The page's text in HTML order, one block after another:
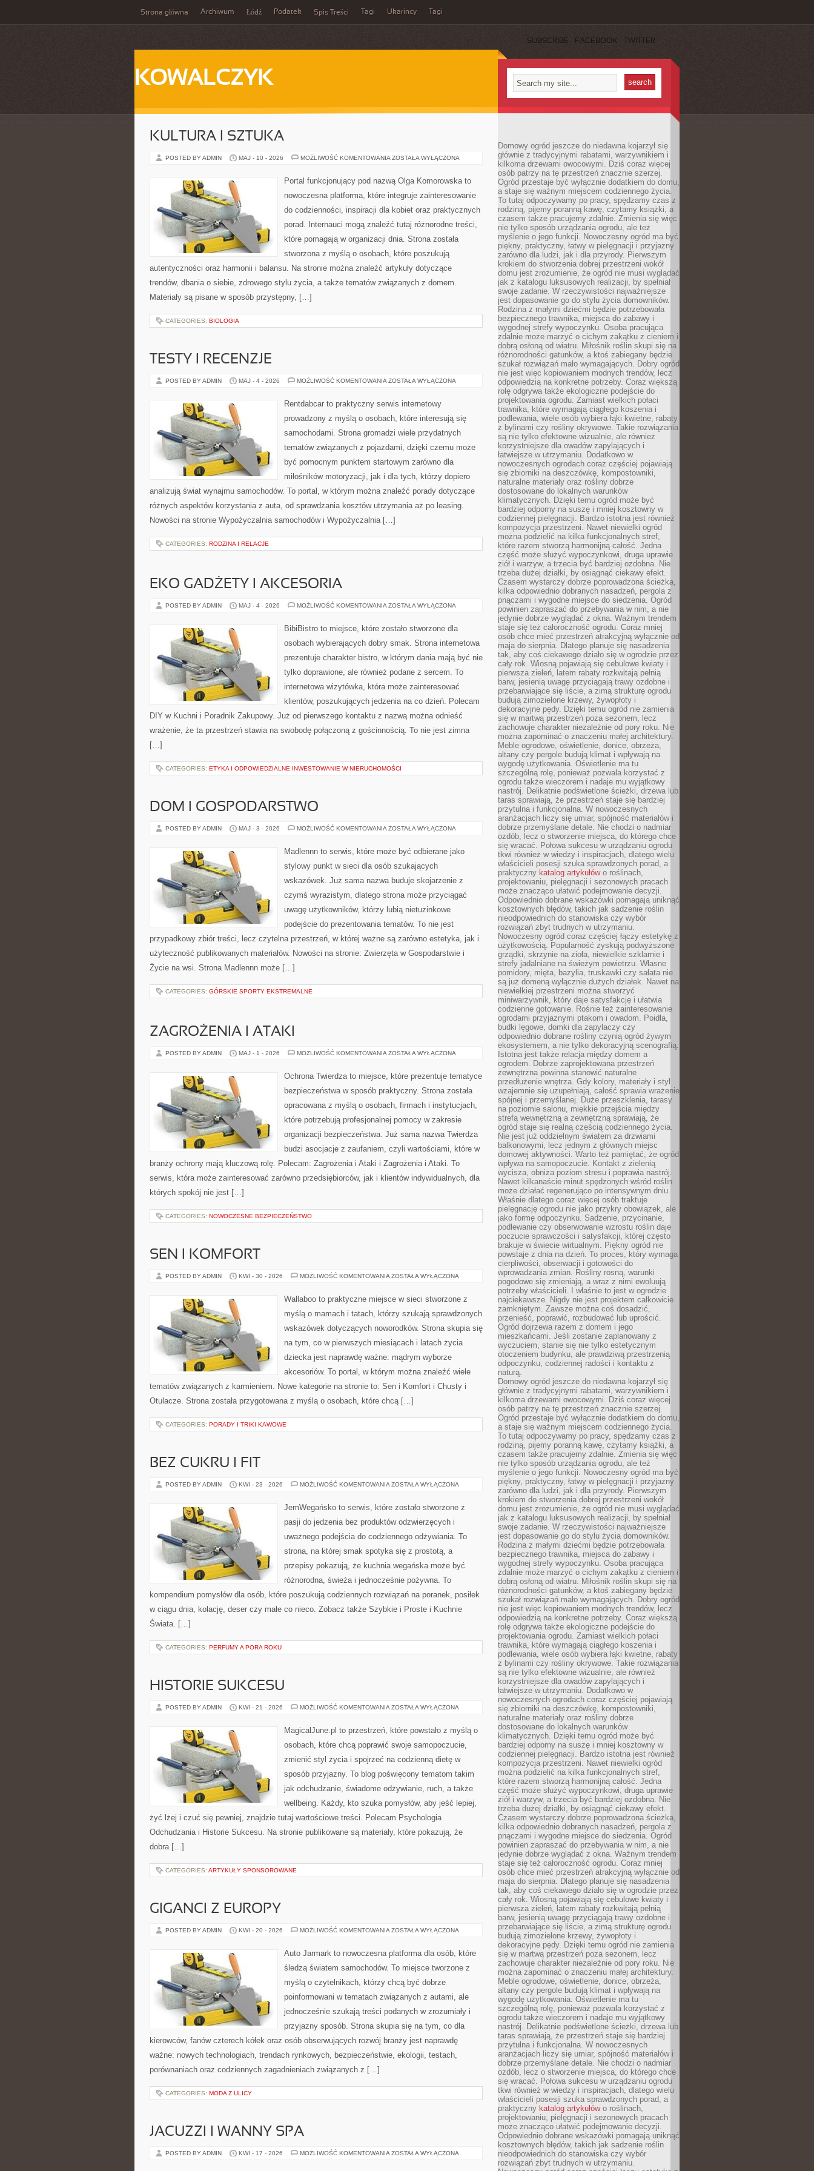
Strona główna Archiwum Łódź Podatek Spis Treści Tagi Ukarincy Tagi
SUBSCRIBE FACEBOOK TWITTER
KOWALCZYK
KULTURA I SZTUKA
POSTED BY ADMIN MAJ - 10 - 2026 MOŻLIWOŚĆ KOMENTOWANIA KULTURA
ZOSTAŁA WYŁĄCZONA
Portal funkcjonujący pod nazwą Olga Komorowska to
nowoczesna platforma, które integruje zainteresowanie
do codzienności, inspiracji dla kobiet oraz praktycznych
porad. Internauci mogą znaleźć tutaj różnorodne treści,
które pomagają w organizacji dnia. Strona została
stworzona z myślą o osobach, które poszukują
autentyczności oraz harmonii i balansu. Na stronie można znaleźć artykuły dotyczące
trendów, dbania o siebie, zdrowego stylu życia, a także tematów związanych z domem.
Materiały są pisane w sposób przystępny, […]
CATEGORIES: BIOLOGIA
TESTY I RECENZJE
POSTED BY ADMIN MAJ - 4 - 2026 MOŻLIWOŚĆ KOMENTOWANIA TESTY
ZOSTAŁA WYŁĄCZONA
Rentdabcar to praktyczny serwis internetowy
prowadzony z myślą o osobach, które interesują się
samochodami. Strona gromadzi wiele przydatnych
tematów związanych z pojazdami, dzięki czemu może
być pomocnym punktem startowym zarówno dla
miłośników motoryzacji, jak i dla tych, którzy dopiero
analizują świat wynajmu samochodów. To portal, w którym można znaleźć porady dotyczące
różnych aspektów korzystania z auta, od sprawdzania kosztów utrzymania aż po leasing.
Nowości na stronie Wypożyczalnia samochodów i Wypożyczalnia […]
CATEGORIES: RODZINA I RELACJE
EKO GADŻETY I AKCESORIA
POSTED BY ADMIN MAJ - 4 - 2026 MOŻLIWOŚĆ KOMENTOWANIA EKO
AKCESORIA
ZOSTAŁA WYŁĄCZONA
BibiBistro to miejsce, które zostało stworzone dla
osobach wybierających dobry smak. Strona internetowa
prezentuje charakter bistro, w którym dania mają być nie
tylko doprawione, ale również podane z sercem. To
internetowa wizytówka, która może zainteresować
klientów, poszukujących jedzenia na co dzień. Polecam
DIY w Kuchni i Poradnik Zakupowy. Już od pierwszego kontaktu z nazwą można odnieść
wrażenie, że ta przestrzeń stawia na swobodę połączoną z gościnnością. To nie jest zimna
[…]
CATEGORIES: ETYKA I ODPOWIEDZIALNE INWESTOWANIE W NIERUCHOMOŚCI
DOM I GOSPODARSTWO
POSTED BY ADMIN MAJ - 3 - 2026 MOŻLIWOŚĆ KOMENTOWANIA DOM
ZOSTAŁA WYŁĄCZONA
Madlennn to serwis, które może być odbierane jako
stylowy punkt w sieci dla osób szukających
wskazówek. Już sama nazwa buduje skojarzenie z
czymś wyrazistym, dlatego strona może przyciągać
uwagę użytkowników, którzy lubią nietuzinkowe
podejście do prezentowania tematów. To nie jest
przypadkowy zbiór treści, lecz czytelna przestrzeń, w której ważne są zarówno estetyka, jak i
użyteczność publikowanych materiałów. Nowości na stronie: Zwierzęta w Gospodarstwie i
Życie na wsi. Strona Madlennn może […]
CATEGORIES: GÓRSKIE SPORTY EKSTREMALNE
ZAGROŻENIA I ATAKI
POSTED BY ADMIN MAJ - 1 - 2026 MOŻLIWOŚĆ KOMENTOWANIA ZAGROŻENIA
ZOSTAŁA WYŁĄCZONA
Ochrona Twierdza to miejsce, które prezentuje tematyce
bezpieczeństwa w sposób praktyczny. Strona została
opracowana z myślą o osobach, firmach i instytucjach,
które potrzebują profesjonalnej pomocy w zakresie
organizacji bezpieczeństwa. Już sama nazwa Twierdza
budzi asocjacje z zaufaniem, czyli wartościami, które w
branży ochrony mają kluczową rolę. Polecam: Zagrożenia i Ataki i Zagrożenia i Ataki. To
serwis, która może zainteresować zarówno przedsiębiorców, jak i klientów indywidualnych, dla
których spokój nie jest […]
CATEGORIES: NOWOCZESNE BEZPIECZEŃSTWO
SEN I KOMFORT
POSTED BY ADMIN KWI - 30 - 2026 MOŻLIWOŚĆ KOMENTOWANIA SEN
ZOSTAŁA WYŁĄCZONA
Wallaboo to praktyczne miejsce w sieci stworzone z
myślą o mamach i tatach, którzy szukają sprawdzonych
wskazówek dotyczących noworodków. Strona skupia się
na tym, co w pierwszych miesiącach i latach życia
dziecka jest naprawdę ważne: mądrym wyborze
akcesoriów. To portal, w którym można znaleźć wiele
tematów związanych z karmieniem. Nowe kategorie na stronie to: Sen i Komfort i Chusty i
Otulacze. Strona została przygotowana z myślą o osobach, które chcą […]
CATEGORIES: PORADY I TRIKI KAWOWE
BEZ CUKRU I FIT
POSTED BY ADMIN KWI - 23 - 2026 MOŻLIWOŚĆ KOMENTOWANIA BEZ
ZOSTAŁA WYŁĄCZONA
JemWegańsko to serwis, które zostało stworzone z
pasji do jedzenia bez produktów odzwierzęcych i
uważnego podejścia do codziennego odżywiania. To
strona, na której smak spotyka się z prostotą, a
przepisy pokazują, że kuchnia wegańska może być
różnorodna, świeża i jednocześnie pożywna. To
kompendium pomysłów dla osób, które poszukują codziennych rozwiązań na poranek, posiłek
w ciągu dnia, kolację, deser czy małe co nieco. Zobacz także Szybkie i Proste i Kuchnie
Świata. […]
CATEGORIES: PERFUMY A PORA ROKU
HISTORIE SUKCESU
POSTED BY ADMIN KWI - 21 - 2026 MOŻLIWOŚĆ KOMENTOWANIA HISTORIE
ZOSTAŁA WYŁĄCZONA
MagicalJune.pl to przestrzeń, które powstało z myślą o
osobach, które chcą poprawić swoje samopoczucie,
zmienić styl życia i spojrzeć na codzienną dietę w
sposób przyjazny. To blog poświęcony tematom takim
jak odchudzanie, świadome odżywianie, ruch, a także
wellbeing. Każdy, kto szuka pomysłów, aby jeść lepiej,
żyć lżej i czuć się pewniej, znajdzie tutaj wartościowe treści. Polecam Psychologia
Odchudzania i Historie Sukcesu. Na stronie publikowane są materiały, które pokazują, że
dobra […]
CATEGORIES: ARTYKUŁY SPONSOROWANE
GIGANCI Z EUROPY
POSTED BY ADMIN KWI - 20 - 2026 MOŻLIWOŚĆ KOMENTOWANIA GIGANCI
ZOSTAŁA WYŁĄCZONA
Auto Jarmark to nowoczesna platforma dla osób, które
śledzą światem samochodów. To miejsce tworzone z
myślą o czytelnikach, którzy chcą być dobrze
poinformowani w tematach związanych z autami, ale
jednocześnie szukają treści podanych w zrozumiały i
przyjazny sposób. Strona skupia się na tym, co dla
kierowców, fanów czterech kółek oraz osób obserwujących rozwój branży jest naprawdę
ważne: nowych technologiach, trendach rynkowych, bezpieczeństwie, ekologii, testach,
porównaniach oraz codziennych zagadnieniach związanych z […]
CATEGORIES: MODA Z ULICY
JACUZZI I WANNY SPA
POSTED BY ADMIN KWI - 17 - 2026 MOŻLIWOŚĆ KOMENTOWANIA JACUZZI
ZOSTAŁA WYŁĄCZONA
Domowy ogród jeszcze do niedawna kojarzył się
głównie z tradycyjnymi rabatami, warzywnikiem i
kilkoma drzewami owocowymi. Dziś coraz więcej
osób patrzy na tę przestrzeń znacznie szerzej.
Ogród przestaje być wyłącznie dodatkiem do domu,
a staje się ważnym miejscem codziennego życia.
To tutaj odpoczywamy po pracy, spędzamy czas z
rodziną, pijemy poranną kawę, czytamy książki, a
czasem także pracujemy zdalnie. Zmienia się więc
nie tylko sposób urządzania ogrodu, ale też
myślenie o jego funkcji. Nowoczesny ogród ma być
piękny, praktyczny, łatwy w pielęgnacji i przyjazny
zarówno dla ludzi, jak i dla przyrody. Pierwszym
krokiem do stworzenia dobrej przestrzeni wokół
domu jest zrozumienie, że ogród nie musi wyglądać
jak z katalogu luksusowych realizacji, by spełniał
swoje zadanie. W rzeczywistości najważniejsze
jest dopasowanie go do stylu życia domowników.
Rodzina z małymi dziećmi będzie potrzebowała
bezpiecznego trawnika, miejsca do zabawy i
wygodnej strefy wypoczynku. Osoba pracująca
zdalnie może marzyć o cichym zakątku z cieniem i
dobrą osłoną od wiatru. Miłośnik roślin skupi się na
różnorodności gatunków, a ktoś zabiegany będzie
szukał rozwiązań mało wymagających. Dobry ogród
nie jest więc kopiowaniem modnych trendów, lecz
odpowiedzią na konkretne potrzeby. Coraz większą
rolę odgrywa także ekologiczne podejście do
projektowania ogrodu. Zamiast wielkich połaci
trawnika, które wymagają ciągłego koszenia i
podlewania, wiele osób wybiera łąki kwietne, rabaty
z bylinami czy rośliny okrywowe. Takie rozwiązania
są nie tylko efektowne wizualnie, ale również
korzystniejsze dla owadów zapylających i
łatwiejsze w utrzymaniu. Dodatkowo w
nowoczesnych ogrodach coraz częściej pojawiają
się zbiorniki na deszczówkę, kompostowniki,
naturalne materiały oraz rośliny dobrze
dostosowane do lokalnych warunków
klimatycznych. Dzięki temu ogród może być
bardziej odporny na suszę i mniej kosztowny w
codziennej pielęgnacji. Bardzo istotna jest również
kompozycja przestrzeni. Nawet niewielki ogród
można podzielić na kilka funkcjonalnych stref,
które razem stworzą harmonijną całość. Jedna
część może służyć wypoczynkowi, druga uprawie
ziół i warzyw, a trzecia być bardziej ozdobna. Nie
trzeba dużej działki, by osiągnąć ciekawy efekt.
Czasem wystarczy dobrze poprowadzona ścieżka,
kilka odpowiednio dobranych nasadzeń, pergola z
pnączami i wygodne miejsce do siedzenia. Ogród
powinien zapraszać do przebywania w nim, a nie
jedynie dobrze wyglądać z okna. Ważnym trendem
staje się też całoroczność ogrodu. Coraz mniej
osób chce mieć przestrzeń atrakcyjną wyłącznie od
maja do sierpnia. Dlatego planuje się nasadzenia
tak, aby coś ciekawego działo się w ogrodzie przez
cały rok. Wiosną pojawiają się cebulowe kwiaty i
pierwsza zieleń, latem rabaty rozkwitają pełnią
barw, jesienią uwagę przyciągają trawy ozdobne i
przebarwiające się liście, a zimą strukturę ogrodu
budują zimozielone krzewy, żywopłoty i
dekoracyjne pędy. Dzięki temu ogród nie zamienia
się w martwą przestrzeń poza sezonem, lecz
zachowuje charakter niezależnie od pory roku. Nie
można zapominać o znaczeniu małej architektury.
Meble ogrodowe, oświetlenie, donice, obrzeża,
altany czy pergole budują klimat i wpływają na
wygodę użytkowania. Oświetlenie ma tu
szczególną rolę, ponieważ pozwala korzystać z
ogrodu także wieczorem i nadaje mu wyjątkowy
nastrój. Delikatnie podświetlone ścieżki, drzewa lub
taras sprawiają, że przestrzeń staje się bardziej
przytulna i funkcjonalna. W nowoczesnych
aranżacjach liczy się umiar, spójność materiałów i
dobrze przemyślane detale. Nie chodzi o nadmiar
ozdób, lecz o stworzenie miejsca, do którego chce
się wracać. Połowa sukcesu w urządzaniu ogrodu
tkwi również w wiedzy i inspiracjach, dlatego wielu
właścicieli posesji szuka sprawdzonych porad, a
praktyczny katalog artykułówo roślinach,
projektowaniu, pielęgnacji i sezonowych pracach
może znacząco ułatwić podejmowanie decyzji.
Odpowiednio dobrane wskazówki pomagają uniknąć
kosztownych błędów, takich jak sadzenie roślin
nieodpowiednich do stanowiska czy wybór
rozwiązań zbyt trudnych w utrzymaniu.
Nowoczesny ogród coraz częściej łączy estetykę z
użytkowością. Popularność zyskują podwyższone
grządki, skrzynie na zioła, niewielkie szklarnie i
strefy jadalniane na świeżym powietrzu. Własne
pomidory, mięta, bazylia, truskawki czy sałata nie
są już domeną wyłącznie dużych działek. Nawet na
niewielkiej przestrzeni można stworzyć
miniwarzywnik, który daje satysfakcję i ułatwia
codzienne gotowanie. Rośnie też zainteresowanie
ogrodami przyjaznymi ptakom i owadom. Poidła,
budki lęgowe, domki dla zapylaczy czy
odpowiednio dobrane rośliny czynią ogród żywym
ekosystemem, a nie tylko dekoracyjną scenografią.
Istotna jest także relacja między domem a
ogrodem. Dobrze zaprojektowana przestrzeń
zewnętrzna powinna stanowić naturalne
przedłużenie wnętrza. Gdy kolory, materiały i styl
wzajemnie się uzupełniają, całość sprawia wrażenie
spójnej i przemyślanej. Duże przeszklenia, tarasy
na poziomie salonu, miękkie przejścia między
strefą wewnętrzną a zewnętrzną sprawiają, że
ogród staje się realną częścią codziennego życia.
Nie jest już oddzielnym światem za drzwiami
balkonowymi, lecz jednym z głównych miejsc
domowej aktywności. Warto też pamiętać, że ogród
wpływa na samopoczucie. Kontakt z zielenią
wycisza, obniża poziom stresu i poprawia nastrój.
Nawet kilkanaście minut spędzonych wśród roślin
może działać regenerująco po intensywnym dniu.
Właśnie dlatego coraz więcej osób traktuje
pielęgnację ogrodu nie jako przykry obowiązek, ale
jako formę odpoczynku. Sadzenie, przycinanie,
podlewanie czy obserwowanie wzrostu roślin daje
poczucie sprawczości i satysfakcji, której często
brakuje w świecie wirtualnym. Piękny ogród nie
powstaje z dnia na dzień. To proces, który wymaga
cierpliwości, obserwacji i gotowości do
wprowadzania zmian. Rośliny rosną, warunki
pogodowe się zmieniają, a wraz z nimi ewoluują
potrzeby właścicieli. I właśnie to jest w ogrodzie
najciekawsze. Nigdy nie jest projektem całkowicie
zamkniętym. Zawsze można coś dosadzić,
przenieść, poprawić, rozbudować lub uprościć.
Ogród dojrzewa razem z domem i jego
mieszkańcami. Jeśli zostanie zaplanowany z
wyczuciem, stanie się nie tylko estetycznym
otoczeniem budynku, ale prawdziwą przestrzenią
odpoczynku, codziennej radości i kontaktu z
naturą.
Domowy ogród jeszcze do niedawna kojarzył się
głównie z tradycyjnymi rabatami, warzywnikiem i
kilkoma drzewami owocowymi. Dziś coraz więcej
osób patrzy na tę przestrzeń znacznie szerzej.
Ogród przestaje być wyłącznie dodatkiem do domu,
a staje się ważnym miejscem codziennego życia.
To tutaj odpoczywamy po pracy, spędzamy czas z
rodziną, pijemy poranną kawę, czytamy książki, a
czasem także pracujemy zdalnie. Zmienia się więc
nie tylko sposób urządzania ogrodu, ale też
myślenie o jego funkcji. Nowoczesny ogród ma być
piękny, praktyczny, łatwy w pielęgnacji i przyjazny
zarówno dla ludzi, jak i dla przyrody. Pierwszym
krokiem do stworzenia dobrej przestrzeni wokół
domu jest zrozumienie, że ogród nie musi wyglądać
jak z katalogu luksusowych realizacji, by spełniał
swoje zadanie. W rzeczywistości najważniejsze
jest dopasowanie go do stylu życia domowników.
Rodzina z małymi dziećmi będzie potrzebowała
bezpiecznego trawnika, miejsca do zabawy i
wygodnej strefy wypoczynku. Osoba pracująca
zdalnie może marzyć o cichym zakątku z cieniem i
dobrą osłoną od wiatru. Miłośnik roślin skupi się na
różnorodności gatunków, a ktoś zabiegany będzie
szukał rozwiązań mało wymagających. Dobry ogród
nie jest więc kopiowaniem modnych trendów, lecz
odpowiedzią na konkretne potrzeby. Coraz większą
rolę odgrywa także ekologiczne podejście do
projektowania ogrodu. Zamiast wielkich połaci
trawnika, które wymagają ciągłego koszenia i
podlewania, wiele osób wybiera łąki kwietne, rabaty
z bylinami czy rośliny okrywowe. Takie rozwiązania
są nie tylko efektowne wizualnie, ale również
korzystniejsze dla owadów zapylających i
łatwiejsze w utrzymaniu. Dodatkowo w
nowoczesnych ogrodach coraz częściej pojawiają
się zbiorniki na deszczówkę, kompostowniki,
naturalne materiały oraz rośliny dobrze
dostosowane do lokalnych warunków
klimatycznych. Dzięki temu ogród może być
bardziej odporny na suszę i mniej kosztowny w
codziennej pielęgnacji. Bardzo istotna jest również
kompozycja przestrzeni. Nawet niewielki ogród
można podzielić na kilka funkcjonalnych stref,
które razem stworzą harmonijną całość. Jedna
część może służyć wypoczynkowi, druga uprawie
ziół i warzyw, a trzecia być bardziej ozdobna. Nie
trzeba dużej działki, by osiągnąć ciekawy efekt.
Czasem wystarczy dobrze poprowadzona ścieżka,
kilka odpowiednio dobranych nasadzeń, pergola z
pnączami i wygodne miejsce do siedzenia. Ogród
powinien zapraszać do przebywania w nim, a nie
jedynie dobrze wyglądać z okna. Ważnym trendem
staje się też całoroczność ogrodu. Coraz mniej
osób chce mieć przestrzeń atrakcyjną wyłącznie od
maja do sierpnia. Dlatego planuje się nasadzenia
tak, aby coś ciekawego działo się w ogrodzie przez
cały rok. Wiosną pojawiają się cebulowe kwiaty i
pierwsza zieleń, latem rabaty rozkwitają pełnią
barw, jesienią uwagę przyciągają trawy ozdobne i
przebarwiające się liście, a zimą strukturę ogrodu
budują zimozielone krzewy, żywopłoty i
dekoracyjne pędy. Dzięki temu ogród nie zamienia
się w martwą przestrzeń poza sezonem, lecz
zachowuje charakter niezależnie od pory roku. Nie
można zapominać o znaczeniu małej architektury.
Meble ogrodowe, oświetlenie, donice, obrzeża,
altany czy pergole budują klimat i wpływają na
wygodę użytkowania. Oświetlenie ma tu
szczególną rolę, ponieważ pozwala korzystać z
ogrodu także wieczorem i nadaje mu wyjątkowy
nastrój. Delikatnie podświetlone ścieżki, drzewa lub
taras sprawiają, że przestrzeń staje się bardziej
przytulna i funkcjonalna. W nowoczesnych
aranżacjach liczy się umiar, spójność materiałów i
dobrze przemyślane detale. Nie chodzi o nadmiar
ozdób, lecz o stworzenie miejsca, do którego chce
się wracać. Połowa sukcesu w urządzaniu ogrodu
tkwi również w wiedzy i inspiracjach, dlatego wielu
właścicieli posesji szuka sprawdzonych porad, a
praktyczny katalog artykułówo roślinach,
projektowaniu, pielęgnacji i sezonowych pracach
może znacząco ułatwić podejmowanie decyzji.
Odpowiednio dobrane wskazówki pomagają uniknąć
kosztownych błędów, takich jak sadzenie roślin
nieodpowiednich do stanowiska czy wybór
rozwiązań zbyt trudnych w utrzymaniu.